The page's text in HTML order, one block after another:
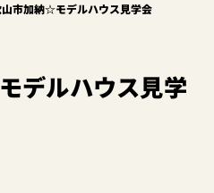
市加納☆モデルハウス見学会
デルハウス見学